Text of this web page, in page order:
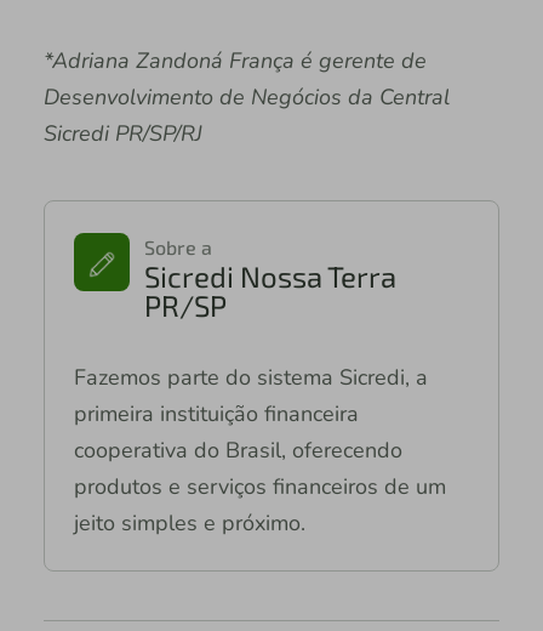
*Adriana Zandoná França é gerente de
Desenvolvimento de Negócios da Central
Sicredi PR/SP/RJ
Sobre a
Sicredi Nossa Terra
PR/SP
Fazemos parte do sistema Sicredi, a
primeira instituição financeira
cooperativa do Brasil, oferecendo
produtos e serviços financeiros de um
jeito simples e próximo.